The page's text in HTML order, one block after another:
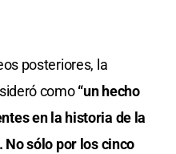
posteriores, la
como“un hecho
en la historia de la
sólo por los cinco